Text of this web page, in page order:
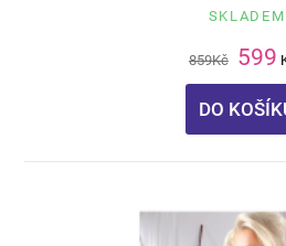
SKLADEM
859Kč 599
DO